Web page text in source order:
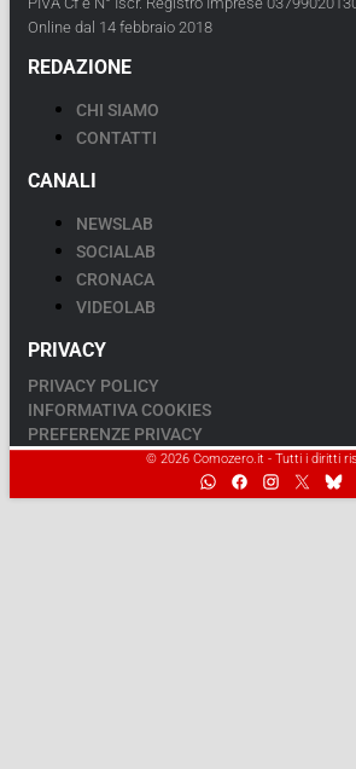
Online dal 14 febbraio 2018
REDAZIONE
CHI SIAMO
CONTATTI
CANALI
NEWSLAB
SOCIALAB
CRONACA
VIDEOLAB
PRIVACY
PRIVACY POLICY
INFORMATIVA COOKIES
PREFERENZE PRIVACY
© 2026 Comozero.it - Tutti i diritti